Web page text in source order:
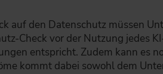
auf den Datenschutz müssen
Check vor der Nutzung jedes
entspricht. Zudem kann es
kommt dabei sowohl dem